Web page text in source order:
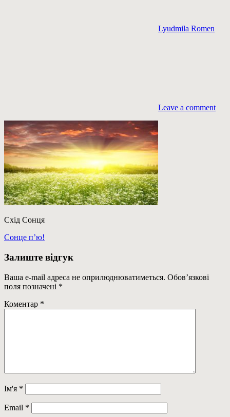
Lyudmila Romen
Leave a comment
Схід Сонця
Навігація
записів
Previous
Сонце п’ю!
Залиште відгук
Ваша e-mail адреса не оприлюднюватиметься. Обов’язкові
поля позначені *
Коментар *
Ім'я *
Email *